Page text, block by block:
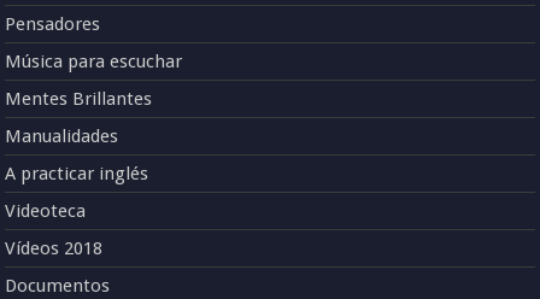
Pensadores
Música para escuchar
Mentes Brillantes
Manualidades
A practicar inglés
Videoteca
Vídeos 2018
Documentos